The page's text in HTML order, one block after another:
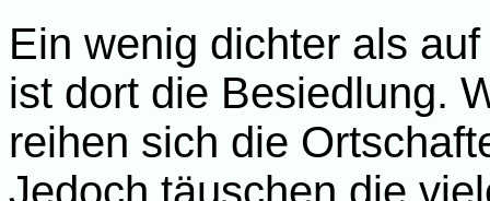
Ein wenig dichter als
ist dort die Besiedlung.
reihen sich die
Jedoch täuschen die